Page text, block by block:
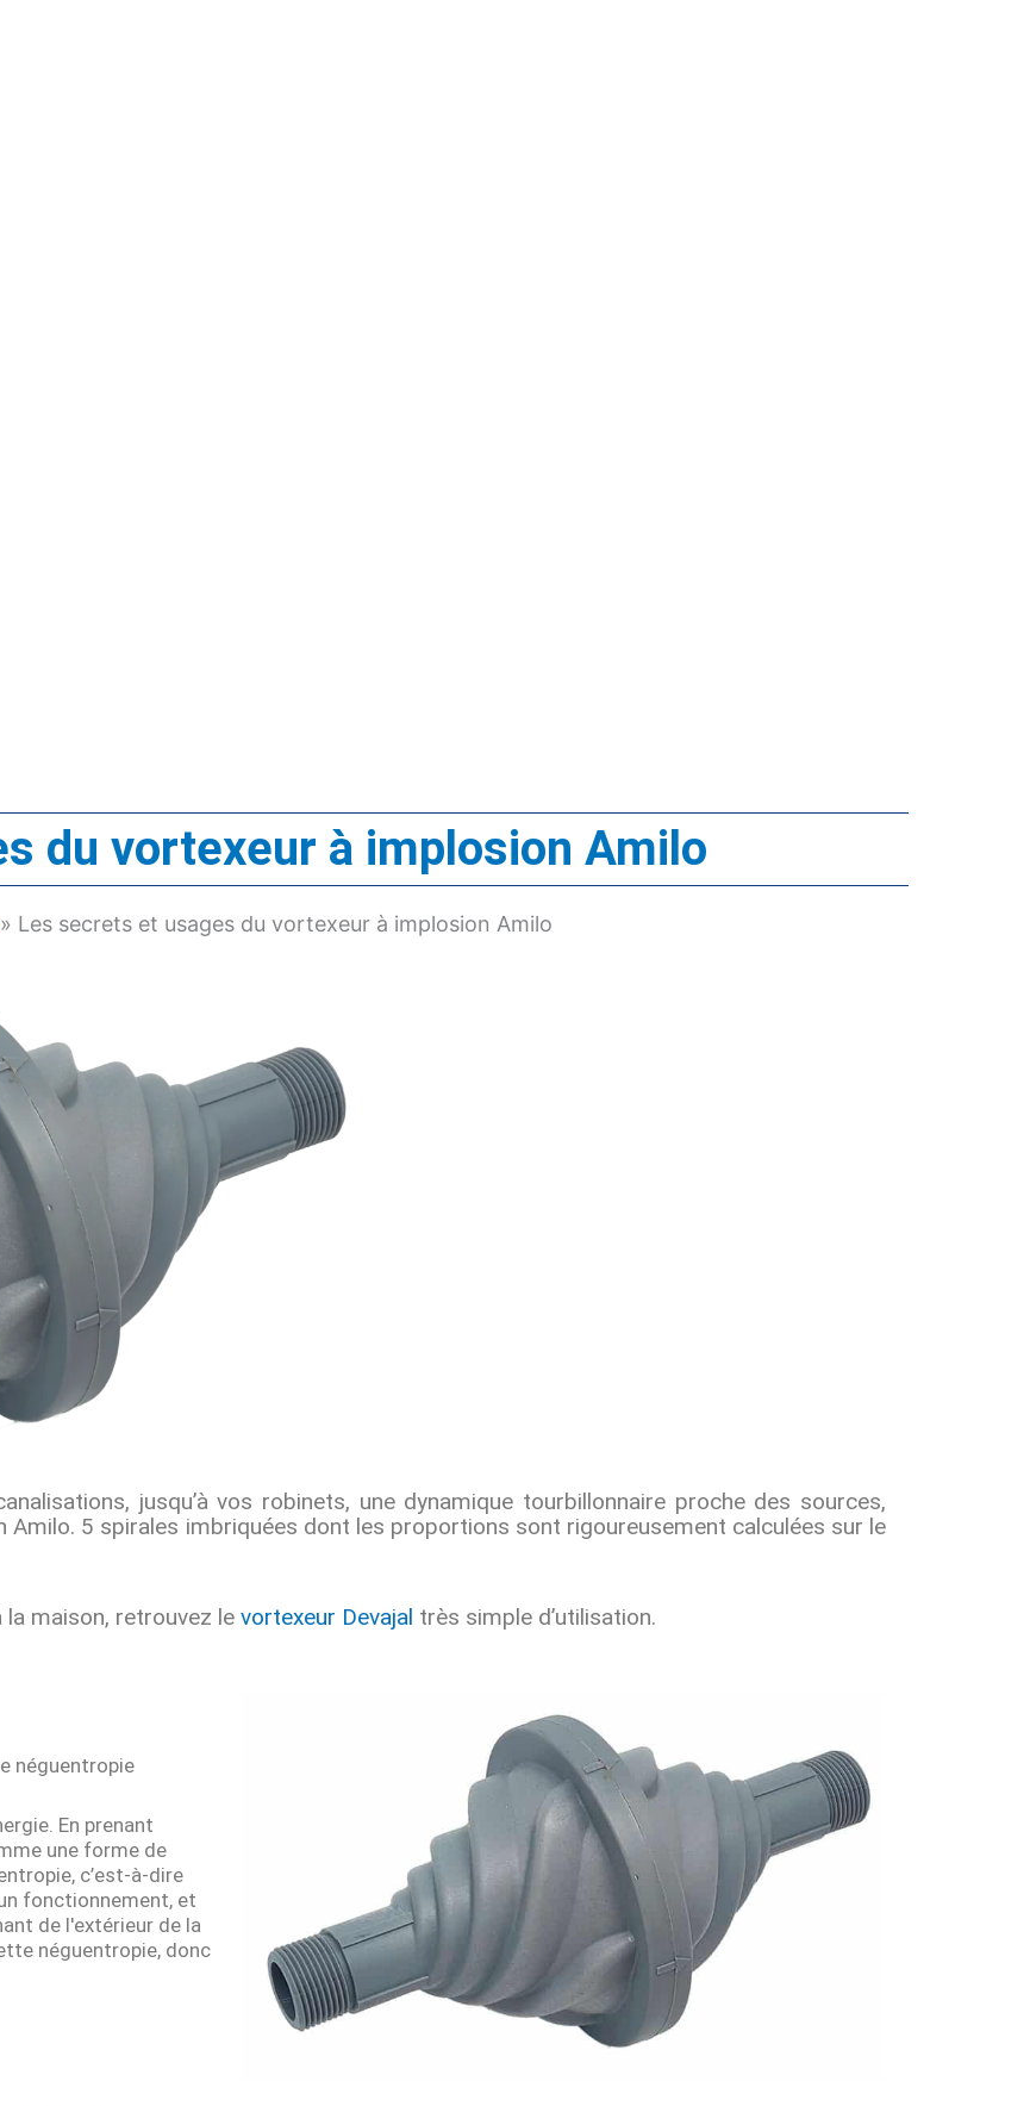
du vortexeur à implosion Amilo
» Les secrets et usages du vortexeur à implosion Amilo
jusqu’à vos robinets, une dynamique tourbillonnaire proche des sources,
Amilo. 5 spirales imbriquées dont les proportions sont rigoureusement calculées sur le
maison, retrouvez le vortexeur Devajal très simple d’utilisation.
néguentropie
En prenant
une forme de
c’est-à-dire
fonctionnement, et
de l'extérieur de la
néguentropie, donc